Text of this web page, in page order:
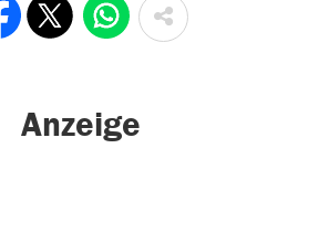
Anzeige